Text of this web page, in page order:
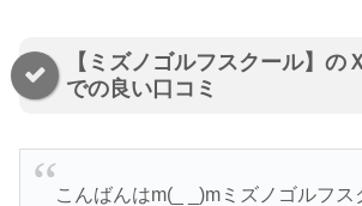
【ミズノゴルフスクール】の
での良い口コミ
こんばんはm(_ _)mミズノゴルフス